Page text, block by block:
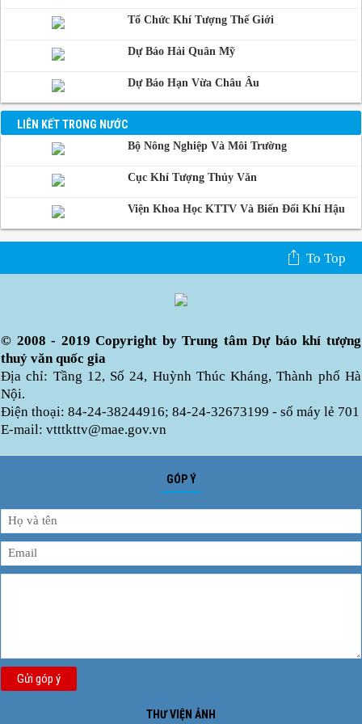
Tổ Chức Khí Tượng Thế Giới
Dự Báo Hải Quân Mỹ
Dự Báo Hạn Vừa Châu Âu
LIÊN KẾT TRONG NƯỚC
Bộ Nông Nghiệp Và Môi Trường
Cục Khí Tượng Thủy Văn
Viện Khoa Học KTTV Và Biến Đổi Khí Hậu
To Top
© 2008 - 2019 Copyright by Trung tâm Dự báo khí tượng
thuỷ văn quốc gia
Địa chỉ: Tầng 12, Số 24, Huỳnh Thúc Kháng, Thành phố Hà
Nội.
Điện thoại: 84-24-38244916; 84-24-32673199 - số máy lẻ 701
E-mail: vtttkttv@mae.gov.vn
GÓP Ý
Gửi góp ý
THƯ VIỆN ẢNH